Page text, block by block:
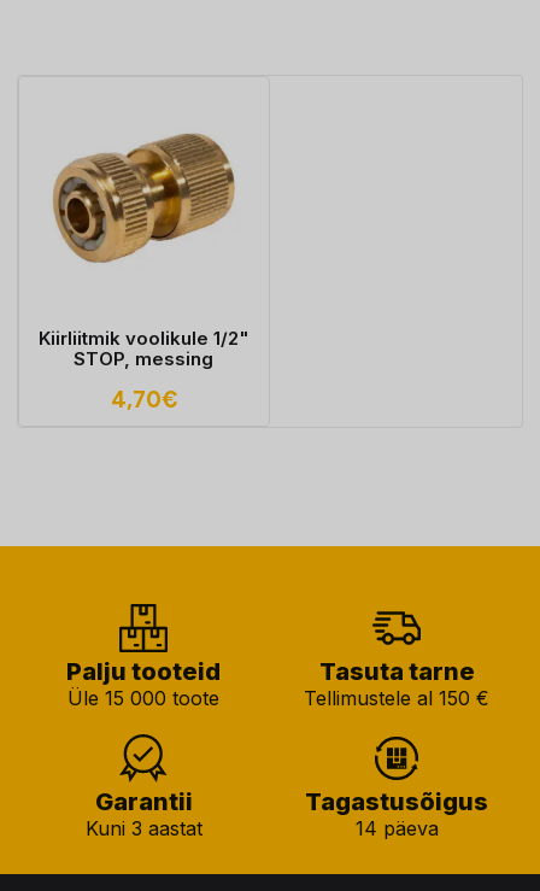
Kiirliitmik voolikule 1/2"
STOP, messing
4,70€
Palju tooteid
Üle 15 000 toote
Tasuta tarne
Tellimustele al 150 €
Garantii
Kuni 3 aastat
Tagastusõigus
14 päeva